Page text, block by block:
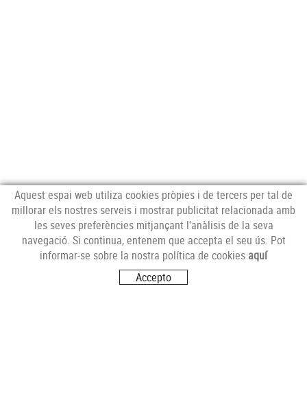
NEWSLETTER
Aquest espai web utiliza cookies pròpies i de tercers per tal de
millorar els nostres serveis i mostrar publicitat relacionada amb
les seves preferències mitjançant l'anàlisis de la seva
navegació. Si continua, entenem que accepta el seu ús. Pot
informar-se sobre la nostra política de cookies aquí
Accepto